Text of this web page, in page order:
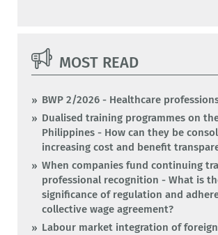
MOST READ
BWP 2/2026 - Healthcare
Dualised training programmes on
Philippines - How can they be
increasing cost and benefit
When companies fund continuing
professional recognition - What is
significance of regulation and
collective wage agreement?
Labour market integration of